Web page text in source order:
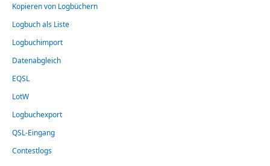
Kopieren von Logbüchern
Logbuch als Liste
Logbuchimport
Datenabgleich
EQSL
LotW
Logbuchexport
QSL-Eingang
Contestlogs